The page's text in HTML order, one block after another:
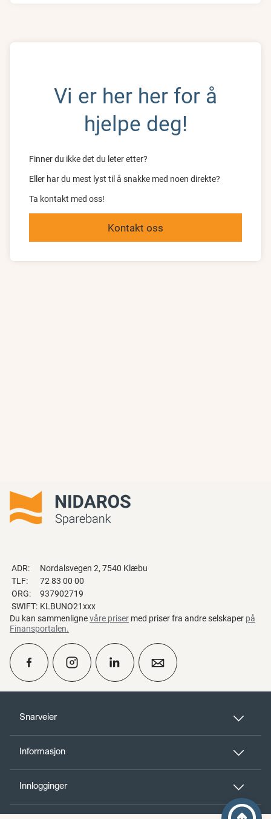
Vi er her her for å
hjelpe deg!
Finner du ikke det du leter etter?
Eller har du mest lyst til å snakke med noen direkte?
Ta kontakt med oss!
Kontakt oss
Snarveier
Informasjon
Innlogginger
ADR:
Nordalsvegen 2, 7540 Klæbu
TLF:
72 83 00 00
ORG:
937902719
SWIFT: KLBUNO21xxx
Du kan sammenlignevåre priser med priser fra andre selskaper på
Finansportalen.
Bli kunde
person_add
Til toppen